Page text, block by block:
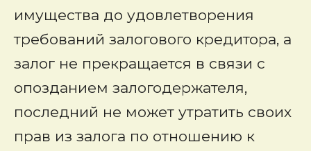
имущества до удовлетворения
требований залогового кредитора, а
залог не прекращается в связи с
опозданием залогодержателя,
последний не может утратить своих
прав из залога по отношению к